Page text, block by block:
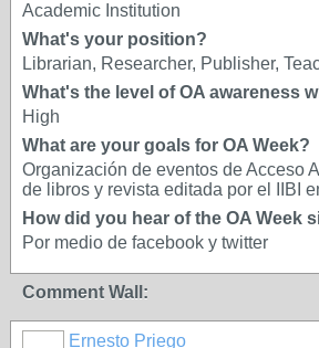
Academic Institution
What's your position?
Librarian, Researcher, Publisher,
What's the level of OA awareness
High
What are your goals for OA Week?
Organización de eventos de Acceso
de libros y revista editada por el IIBI
How did you hear of the OA Week
Por medio de facebook y twitter
Comment Wall:
Ernesto Priego